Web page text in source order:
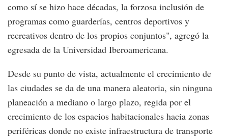
como sí se hizo hace décadas, la forzosa inclusión de
programas como guarderías, centros deportivos y
recreativos dentro de los propios conjuntos", agregó la
egresada de la Universidad Iberoamericana.
Desde su punto de vista, actualmente el crecimiento de
las ciudades se da de una manera aleatoria, sin ninguna
planeación a mediano o largo plazo, regida por el
crecimiento de los espacios habitacionales hacia zonas
periféricas donde no existe infraestructura de transporte